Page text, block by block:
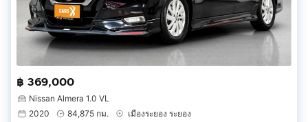
฿ 369,000
Nissan Almera 1.0 VL
2020
84,875 กม.
เมืองระยอง ระยอง